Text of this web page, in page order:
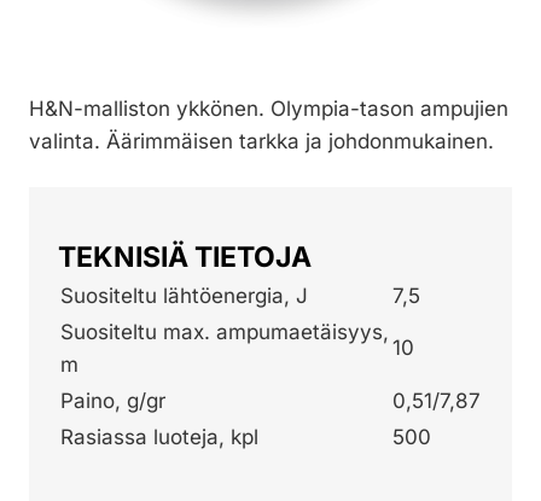
H&N-malliston ykkönen. Olympia-tason ampujien
valinta. Äärimmäisen tarkka ja johdonmukainen.
TEKNISIÄ TIETOJA
Suositeltu lähtöenergia, J
7,5
Suositeltu max. ampumaetäisyys,
m
10
Paino, g/gr
0,51/7,87
Rasiassa luoteja, kpl
500